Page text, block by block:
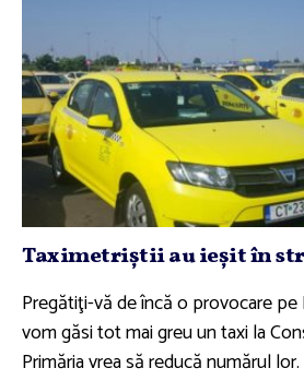
Taximetriştii au ieşit în
Pregătiţi-vă de încă o provocare
vom găsi tot mai greu un taxi la
Primăria vrea să reducă numărul lor.